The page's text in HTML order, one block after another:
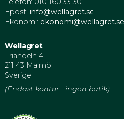
Telefon: 010-160 33 30
Epost: info@wellagret.se
Ekonomi: ekonomi@wellagret.se
Wellagret
Triangeln 4
211 43 Malmö
Sverige
(Endast kontor - ingen butik)